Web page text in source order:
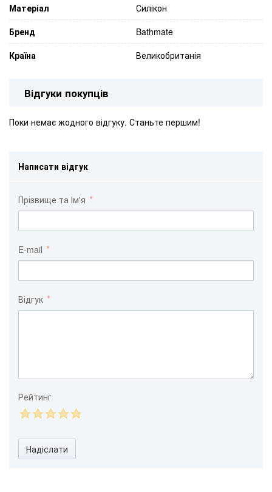
Матеріал
Силікон
Бренд
Bathmate
Країна
Великобританія
Відгуки покупців
Поки немає жодного відгуку. Станьте першим!
Написати відгук
Прізвище та Ім'я
E-mail
Відгук
Рейтинг
Надіслати